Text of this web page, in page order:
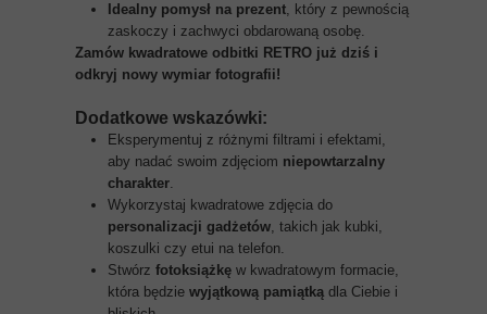
Idealny pomysł na prezent, który z pewnością
zaskoczy i zachwyci obdarowaną osobę.
Zamów kwadratowe odbitki RETRO już dziś i
odkryj nowy wymiar fotografii!
Dodatkowe wskazówki:
Eksperymentuj z różnymi filtrami i efektami,
aby nadać swoim zdjęciom niepowtarzalny
charakter.
Wykorzystaj kwadratowe zdjęcia do
personalizacji gadżetów, takich jak kubki,
koszulki czy etui na telefon.
Stwórz fotoksiążkę w kwadratowym formacie,
która będzie wyjątkową pamiątką dla Ciebie i